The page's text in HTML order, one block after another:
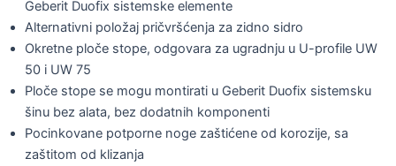
Geberit Duofix sistemske elemente
Alternativni položaj pričvršćenja za zidno sidro
Okretne ploče stope, odgovara za ugradnju u U-profile UW
50 i UW 75
Ploče stope se mogu montirati u Geberit Duofix sistemsku
šinu bez alata, bez dodatnih komponenti
Pocinkovane potporne noge zaštićene od korozije, sa
zaštitom od klizanja